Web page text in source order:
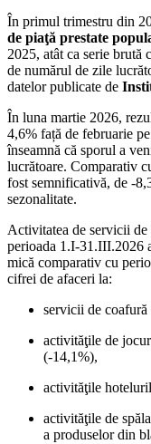
În primul trimestru din
de piaţă prestate
2025, atât ca serie brută
de numărul de zile
datelor publicate de
În luna martie 2026,
4,6% față de februarie
înseamnă că sporul a
lucrătoare. Comparativ
fost semnificativă, de -
sezonalitate.
Activitatea de servicii de
perioada 1.I-31.III.2026
mică comparativ cu
cifrei de afaceri la:
servicii de
activităţile de
(-14,1%),
activităţile
activităţile de
a produselor din